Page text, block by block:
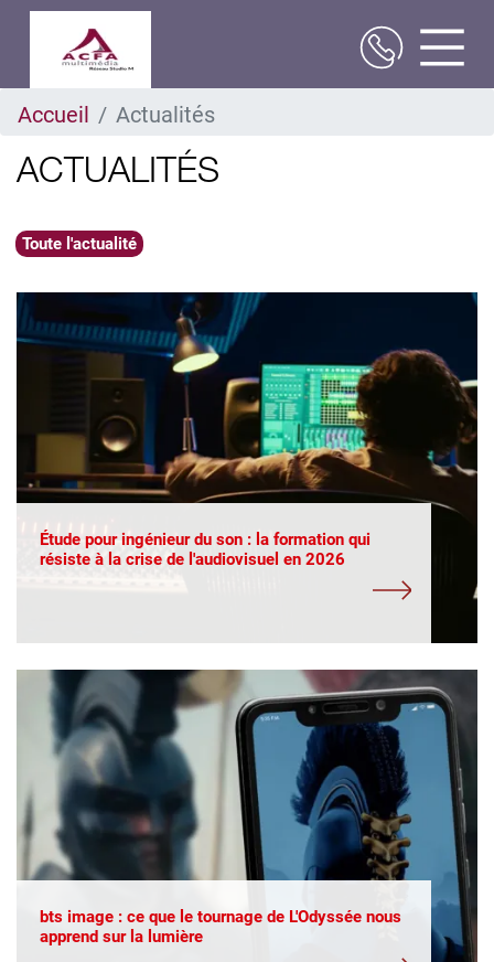
au
principal
Accueil Actualités
ACTUALITÉS
Toute l'actualité
Étude pour ingénieur du son : la formation qui
résiste à la crise de l'audiovisuel en 2026
bts image : ce que le tournage de L'Odyssée nous
apprend sur la lumière